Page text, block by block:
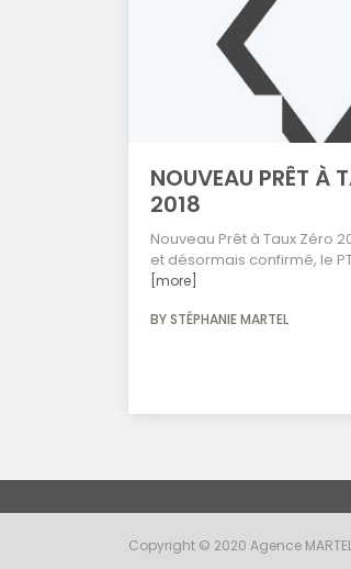
NOUVEAU PRÊT À
2018
Nouveau Prêt à Taux Zéro
et désormais confirmé, le
[more]
BY STÉPHANIE MARTEL
Copyright © 2020 Agence